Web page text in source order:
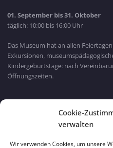
Cookie-
verwalten
Wir verwenden Cookies, um unsere
01. September
täglich: 10:00 bis 16:00 Uhr
Das Museum hat an allen
Exkursionen,
Kindergeburtstage: nach
Öffnungszeiten.
Bayern Wlan